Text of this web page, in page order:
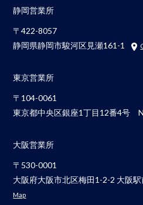
静岡営業所
〒422-8057
静岡県静岡市駿河区見瀬161-1
東京営業所
〒104-0061
東京都中央区銀座1丁目12番4号
大阪営業所
〒530-0001
大阪府大阪市北区梅田1-2-2 大阪
Map